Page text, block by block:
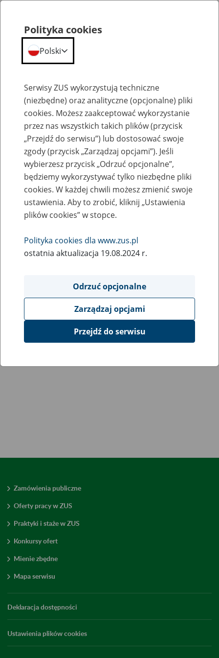
Przepraszamy,
podana strona nie została znaleziona.
Błąd 404
Przejdź do strony głównej
Zamówienia publiczne
Oferty pracy w ZUS
Praktyki i staże w ZUS
Konkursy ofert
Mienie zbędne
Mapa serwisu
Deklaracja dostępności
Ustawienia plików cookies
Polityka cookies
Polski
Serwisy ZUS wykorzystują techniczne
(niezbędne) oraz analityczne (opcjonalne) pliki
cookies. Możesz zaakceptować wykorzystanie
przez nas wszystkich takich plików (przycisk
„Przejdź do serwisu”) lub dostosować swoje
zgody (przycisk „Zarządzaj opcjami”). Jeśli
wybierzesz przycisk „Odrzuć opcjonalne”,
będziemy wykorzystywać tylko niezbędne pliki
cookies. W każdej chwili możesz zmienić swoje
ustawienia. Aby to zrobić, kliknij „Ustawienia
plików cookies” w stopce.
Polityka cookies dla www.zus.pl
ostatnia aktualizacja 19.08.2024 r.
Odrzuć opcjonalne
Zarządzaj opcjami
Przejdź do serwisu